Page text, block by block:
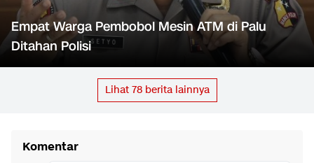
Empat Warga Pembobol Mesin ATM di Palu
Ditahan Polisi
Lihat 78berita lainnya
Komentar